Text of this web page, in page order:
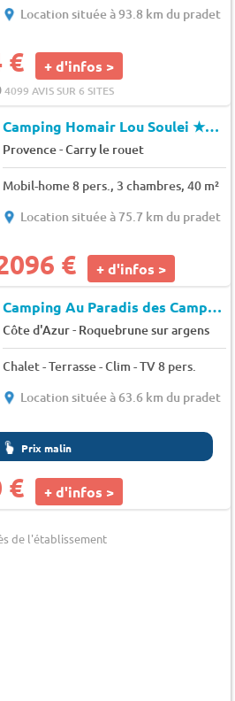
Location située à 93.8 km du pradet
€ + d'infos >
4099 AVIS SUR 6 SITES
Camping Homair Lou Soulei★★★★
Provence-Carry le rouet
Mobil-home 8 pers., 3 chambres, 40 m²
Location située à 75.7 km du pradet
€ + d'infos >
Camping Au Paradis des Campeurs
Côte d'Azur- Roquebrune sur argens
Chalet - Terrasse - Clim - TV 8 pers.
Location située à 63.6 km du pradet
Prix malin
€ + d'infos >
de l'établissement